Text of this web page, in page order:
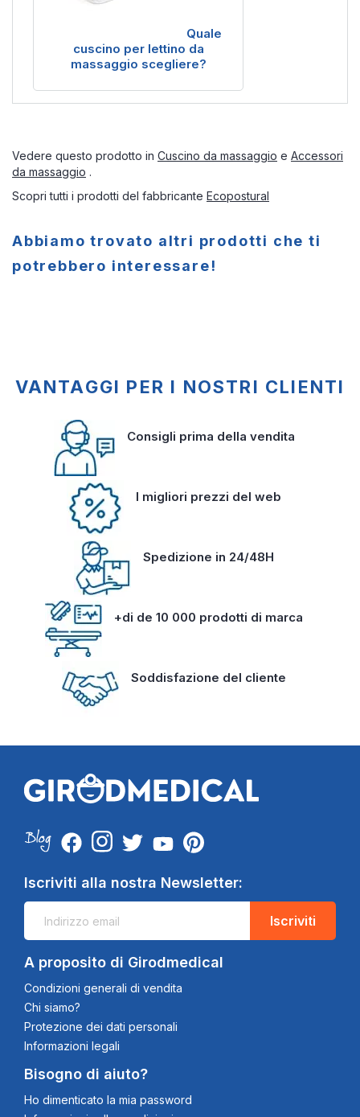
Quale
cuscino per lettino da
massaggio scegliere?
Vedere questo prodotto in Cuscino da massaggio e Accessori
da massaggio .
Scopri tutti i prodotti del fabbricante Ecopostural
Abbiamo trovato altri prodotti che ti
potrebbero interessare!
VANTAGGI PER I NOSTRI CLIENTI
Consigli prima della vendita
I migliori prezzi del web
Spedizione in 24/48H
+di de 10 000 prodotti di marca
Soddisfazione del cliente
Iscriviti alla nostra Newsletter:
Iscriviti
A proposito di Girodmedical
Condizioni generali di vendita
Chi siamo?
Protezione dei dati personali
Informazioni legali
Bisogno di aiuto?
Ho dimenticato la mia password